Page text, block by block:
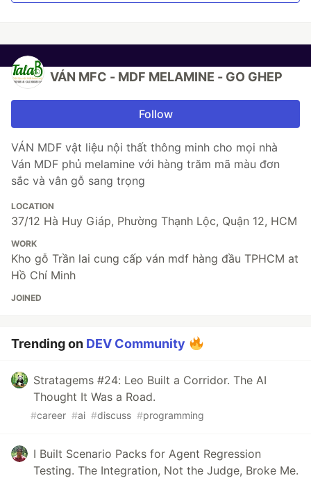
VÁN MFC - MDF MELAMINE - GO GHEP
Follow
VÁN MDF vật liệu nội thất thông minh cho mọi nhà
Ván MDF phủ melamine với hàng trăm mã màu đơn
sắc và vân gỗ sang trọng
LOCATION
37/12 Hà Huy Giáp, Phường Thạnh Lộc, Quận 12, HCM
WORK
Kho gỗ Trần lai cung cấp ván mdf hàng đầu TPHCM at
Hồ Chí Minh
JOINED
Trending on DEV Community
Stratagems #24: Leo Built a Corridor. The AI
Thought It Was a Road.
#career #ai #discuss #programming
I Built Scenario Packs for Agent Regression
Testing. The Integration, Not the Judge, Broke Me.